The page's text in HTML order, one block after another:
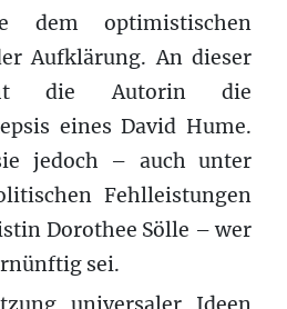
dem optimistischen
Aufklärung. An dieser
die Autorin die
eines David Hume.
jedoch – auch unter
Fehlleistungen
Dorothee Sölle – wer
sei.